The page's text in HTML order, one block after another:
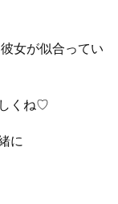
女が似合ってい
くね♡
に